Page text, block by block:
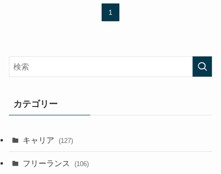
1
カテゴリー
キャリア (127)
フリーランス (106)